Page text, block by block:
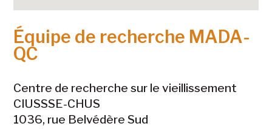
Équipe de recherche MADA-
QC
Centre de recherche sur le vieillissement
CIUSSSE-CHUS
1036, rue Belvédère Sud